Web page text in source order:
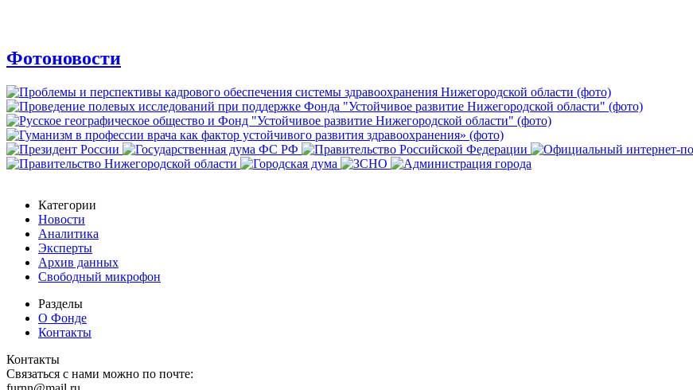
Фотоновости
Категории
Новости
Аналитика
Эксперты
Архив данных
Свободный микрофон
Разделы
О Фонде
Контакты
Контакты
Связаться с нами можно по почте: